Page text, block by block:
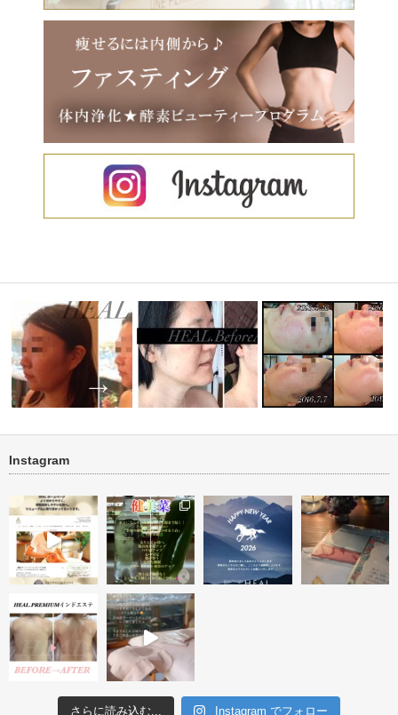
回＜フ
小顔ケア 顔筋リフトトリートnew タラソ再生トリートメントニキビ・ニキビ跡改善
Instagram
さらに読み込む... Instagram でフォロー